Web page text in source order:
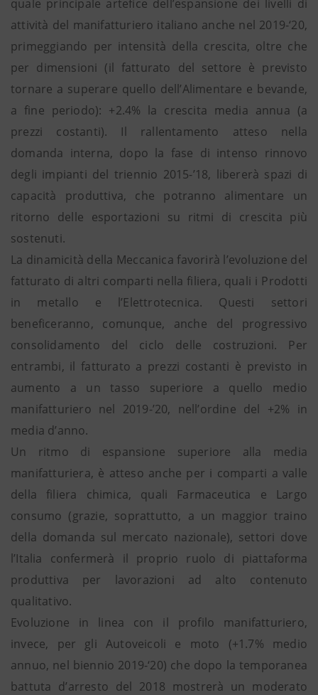
quale principale artefice dell’espansione dei livelli di
attività del manifatturiero italiano anche nel 2019-‘20,
primeggiando per intensità della crescita, oltre che
per dimensioni (il fatturato del settore è previsto
tornare a superare quello dell’Alimentare e bevande,
a fine periodo): +2.4% la crescita media annua (a
prezzi costanti). Il rallentamento atteso nella
domanda interna, dopo la fase di intenso rinnovo
degli impianti del triennio 2015-’18, libererà spazi di
capacità produttiva, che potranno alimentare un
ritorno delle esportazioni su ritmi di crescita più
sostenuti.
La dinamicità della Meccanica favorirà l’evoluzione del
fatturato di altri comparti nella filiera, quali i Prodotti
in metallo e l’Elettrotecnica. Questi settori
beneficeranno, comunque, anche del progressivo
consolidamento del ciclo delle costruzioni. Per
entrambi, il fatturato a prezzi costanti è previsto in
aumento a un tasso superiore a quello medio
manifatturiero nel 2019-’20, nell’ordine del +2% in
media d’anno.
Un ritmo di espansione superiore alla media
manifatturiera, è atteso anche per i comparti a valle
della filiera chimica, quali Farmaceutica e Largo
consumo (grazie, soprattutto, a un maggior traino
della domanda sul mercato nazionale), settori dove
l’Italia confermerà il proprio ruolo di piattaforma
produttiva per lavorazioni ad alto contenuto
qualitativo.
Evoluzione in linea con il profilo manifatturiero,
invece, per gli Autoveicoli e moto (+1.7% medio
annuo, nel biennio 2019-‘20) che dopo la temporanea
battuta d’arresto del 2018 mostrerà un moderato